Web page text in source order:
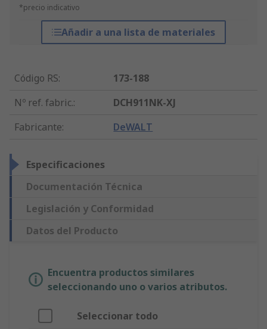
*precio indicativo
Añadir a una lista de materiales
Código RS:
173-188
Nº ref. fabric.:
DCH911NK-XJ
Fabricante: DeWALT
Especificaciones
Documentación Técnica
Legislación y Conformidad
Datos del Producto
Encuentra productos similares
seleccionando uno o varios atributos.
Seleccionar todo